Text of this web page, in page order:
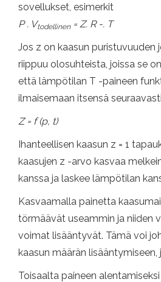
sovellukset, esimerkit
P . Vtodellinen= Z. R -. T
Jos z on kaasun puristuvuuden
riippuu olosuhteista, joissa se
että lämpötilan T -paineen
ilmaisemaan itsensä
Z = f (p, t)
Ihanteellisen kaasun z = 1
kaasujen z -arvo kasvaa
kanssa ja laskee lämpötilan
Kasvaamalla painetta
törmäävät useammin ja niiden
voimat lisääntyvät. Tämä voi
kaasun määrän lisääntymiseen,
Toisaalta paineen